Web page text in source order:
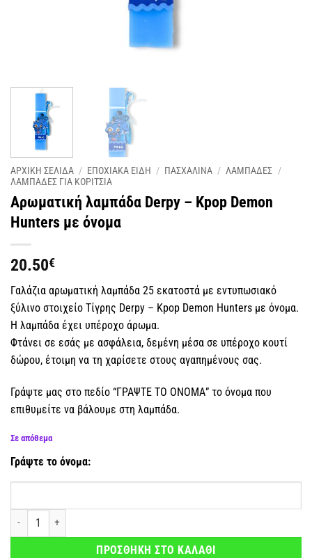
ΑΡΧΙΚΗ ΣΕΛΙΔΑ / ΕΠΟΧΙΑΚΑ ΕΙΔΗ / ΠΑΣΧΑΛΙΝΑ / ΛΑΜΠΑΔΕΣ /
ΛΑΜΠΑΔΕΣ ΓΙΑ ΚΟΡΙΤΣΙΑ
Αρωματική λαμπάδα Derpy – Kpop Demon
Hunters με όνομα
20.50€
Γαλάζια αρωματική λαμπάδα 25 εκατοστά με εντυπωσιακό
ξύλινο στοιχείο Τίγρης Derpy – Kpop Demon Hunters με όνομα.
Η λαμπάδα έχει υπέροχο άρωμα.
Φτάνει σε εσάς με ασφάλεια, δεμένη μέσα σε υπέροχο κουτί
δώρου, έτοιμη να τη χαρίσετε στους αγαπημένους σας.
Γράψτε μας στο πεδίο “ΓΡΑΨΤΕ ΤΟ ΟΝΟΜΑ” το όνομα που
επιθυμείτε να βάλουμε στη λαμπάδα.
Σε απόθεμα
Γράψτε το όνομα:
Αρωματική λαμπάδα Derpy - Kpop Demon Hunters με όνομα ποσότητα
ΠΡΟΣΘΗΚΗ ΣΤΟ ΚΑΛΑΘΙ